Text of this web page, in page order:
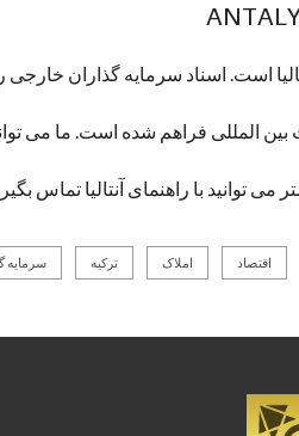
است. اسناد سرمایه گذاران خارجی
المللی فراهم شده است. ما می
توانید با راهنمای آنتالیا تماس
اقتصاد املاک ترکیه سرمایه